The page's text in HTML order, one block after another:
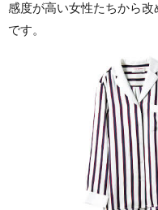
感度が高い女性たちから
です。